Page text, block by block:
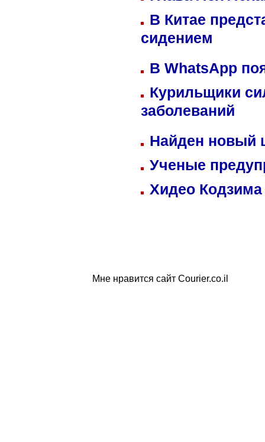
В Китае
сидением
В WhatsApp
Курильщики
заболеваний
Найден
Ученые
Хидео
Мне нравится сайт Courier.co.il